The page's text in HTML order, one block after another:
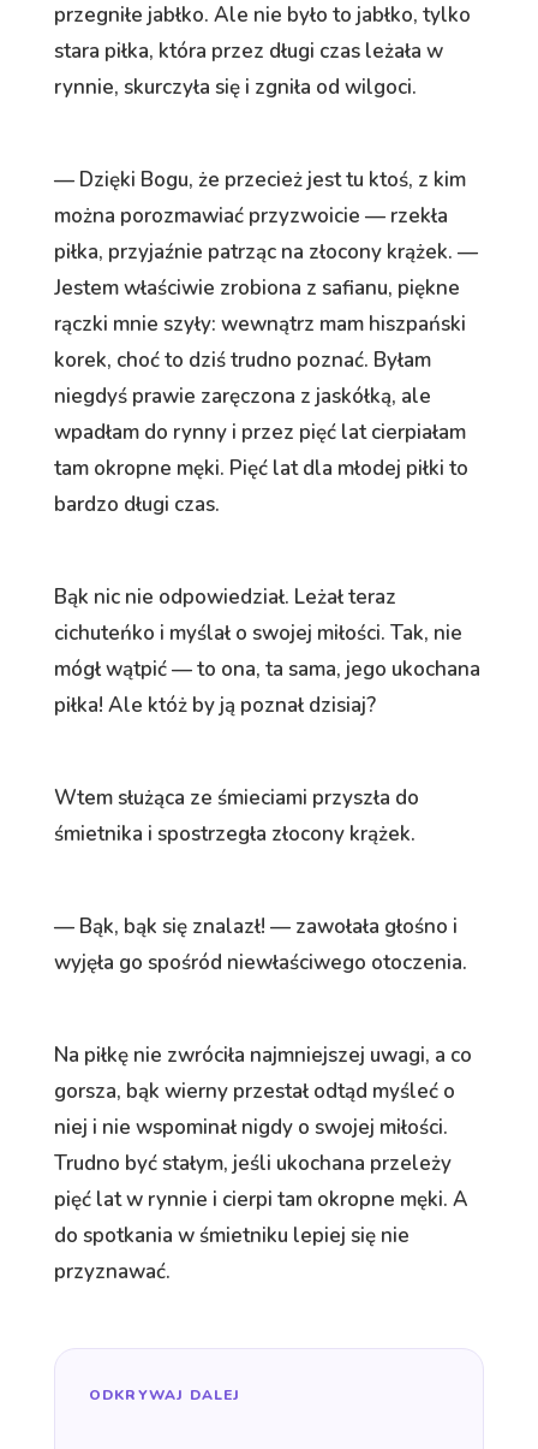
przegniłe jabłko. Ale nie było to jabłko, tylko
stara piłka, która przez długi czas leżała w
rynnie, skurczyła się i zgniła od wilgoci.
— Dzięki Bogu, że przecież jest tu ktoś, z kim
można porozmawiać przyzwoicie — rzekła
piłka, przyjaźnie patrząc na złocony krążek. —
Jestem właściwie zrobiona z safianu, piękne
rączki mnie szyły: wewnątrz mam hiszpański
korek, choć to dziś trudno poznać. Byłam
niegdyś prawie zaręczona z jaskółką, ale
wpadłam do rynny i przez pięć lat cierpiałam
tam okropne męki. Pięć lat dla młodej piłki to
bardzo długi czas.
Bąk nic nie odpowiedział. Leżał teraz
cichuteńko i myślał o swojej miłości. Tak, nie
mógł wątpić — to ona, ta sama, jego ukochana
piłka! Ale któż by ją poznał dzisiaj?
Wtem służąca ze śmieciami przyszła do
śmietnika i spostrzegła złocony krążek.
— Bąk, bąk się znalazł! — zawołała głośno i
wyjęła go spośród niewłaściwego otoczenia.
Na piłkę nie zwróciła najmniejszej uwagi, a co
gorsza, bąk wierny przestał odtąd myśleć o
niej i nie wspominał nigdy o swojej miłości.
Trudno być stałym, jeśli ukochana przeleży
pięć lat w rynnie i cierpi tam okropne męki. A
do spotkania w śmietniku lepiej się nie
przyznawać.
ODKRYWAJ DALEJ